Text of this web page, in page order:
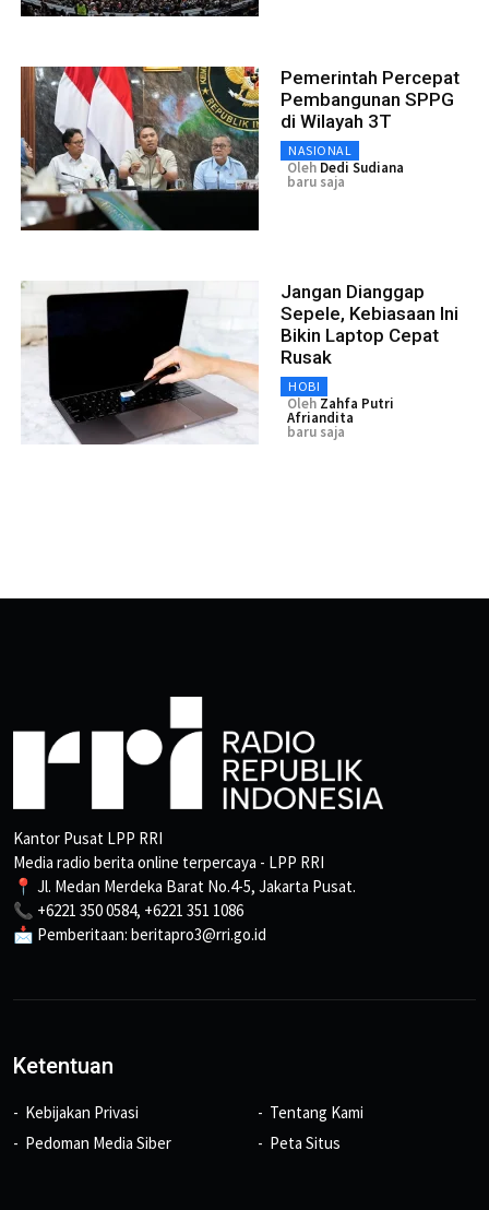
Pemerintah Percepat
Pembangunan SPPG
di Wilayah 3T
NASIONAL
Oleh Dedi Sudiana
baru saja
Jangan Dianggap
Sepele, Kebiasaan Ini
Bikin Laptop Cepat
Rusak
HOBI
Oleh Zahfa Putri
Afriandita
baru saja
Kantor Pusat LPP RRI
Media radio berita online terpercaya - LPP RRI
📍 Jl. Medan Merdeka Barat No.4-5, Jakarta Pusat.
📞 +6221 350 0584, +6221 351 1086
📩 Pemberitaan: beritapro3@rri.go.id
Ketentuan
Kebijakan Privasi
Pedoman Media Siber
Tentang Kami
Peta Situs